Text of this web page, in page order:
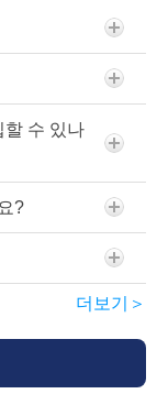
할 수 있나
?
더보기＞